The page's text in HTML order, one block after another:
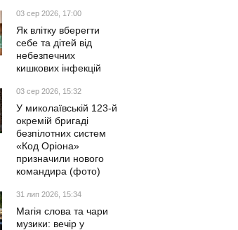
03 сер 2026, 17:00
Як влітку вберегти
себе та дітей від
небезпечних
кишкових інфекцій
03 сер 2026, 15:32
У миколаївській 123-й
окремій бригаді
безпілотних систем
«Код Оріона»
призначили нового
командира (фото)
31 лип 2026, 15:34
Магія слова та чари
музики: вечір у